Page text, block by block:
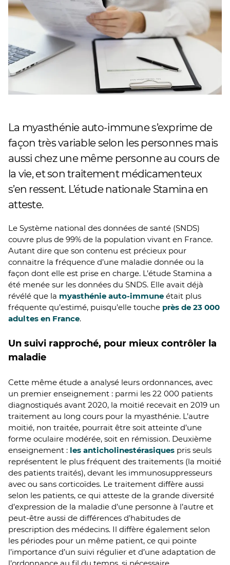
La myasthénie auto-immune s’exprime de
façon très variable selon les personnes mais
aussi chez une même personne au cours de
la vie, et son traitement médicamenteux
s’en ressent. L’étude nationale Stamina en
atteste.
Le Système national des données de santé (SNDS)
couvre plus de 99% de la population vivant en France.
Autant dire que son contenu est précieux pour
connaitre la fréquence d’une maladie donnée ou la
façon dont elle est prise en charge. L’étude Stamina a
été menée sur les données du SNDS. Elle avait déjà
révélé que la myasthénie auto-immune était plus
fréquente qu’estimé, puisqu’elle touche près de 23 000
adultes en France.
Un suivi rapproché, pour mieux contrôler la
maladie
Cette même étude a analysé leurs ordonnances, avec
un premier enseignement : parmi les 22 000 patients
diagnostiqués avant 2020, la moitié recevait en 2019 un
traitement au long cours pour la myasthénie. L’autre
moitié, non traitée, pourrait être soit atteinte d’une
forme oculaire modérée, soit en rémission. Deuxième
enseignement : les anticholinestérasiques pris seuls
représentent le plus fréquent des traitements (la moitié
des patients traités), devant les immunosuppresseurs
avec ou sans corticoïdes. Le traitement diffère aussi
selon les patients, ce qui atteste de la grande diversité
d’expression de la maladie d’une personne à l’autre et
peut-être aussi de différences d’habitudes de
prescription des médecins. Il diffère également selon
les périodes pour un même patient, ce qui pointe
l’importance d’un suivi régulier et d’une adaptation de